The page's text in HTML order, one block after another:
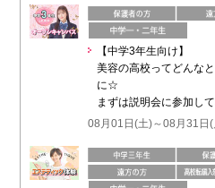
【中学3年生向け】
美容の高校ってどんな
に☆
まずは説明会に参加し
08月01日(土)～08月31日(